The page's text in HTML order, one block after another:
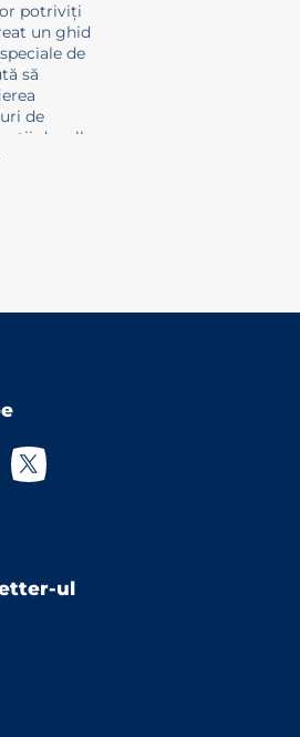
potriviți
un ghid
de
să
de
de rally
ul